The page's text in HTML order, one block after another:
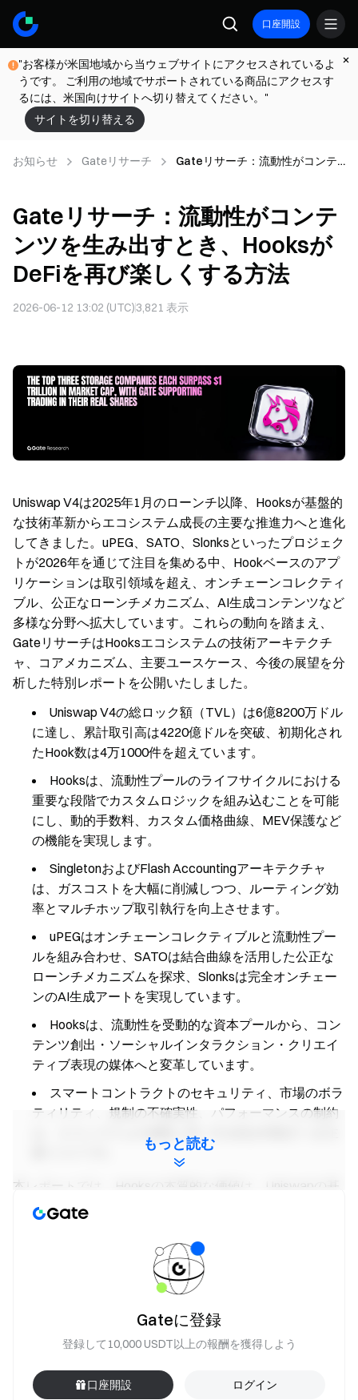
口座開設
"お客様が米国地域から当ウェブサイトにアクセスされているよ
うです。 ご利用の地域でサポートされている商品にアクセスす
るには、米国向けサイトへ切り替えてください。"
サイトを切り替える
お知らせ Gateリサーチ
Gateリサーチ：流動性がコンテ
Gateリサーチ：流動性がコンテ
ンツを生み出すとき、Hooksが
DeFiを再び楽しくする方法
2026-06-12 13:02 (UTC)3,821 表示
Uniswap V4は2025年1月のローンチ以降、Hooksが基盤的
な技術革新からエコシステム成長の主要な推進力へと進化
してきました。uPEG、SATO、Slonksといったプロジェク
トが2026年を通じて注目を集める中、Hookベースのアプ
リケーションは取引領域を超え、オンチェーンコレクティ
ブル、公正なローンチメカニズム、AI生成コンテンツなど
多様な分野へ拡大しています。これらの動向を踏まえ、
GateリサーチはHooksエコシステムの技術アーキテクチ
ャ、コアメカニズム、主要ユースケース、今後の展望を分
析した特別レポートを公開いたしました。
Uniswap V4の総ロック額（TVL）は6億8200万ドル
に達し、累計取引高は4220億ドルを突破、初期化され
たHook数は4万1000件を超えています。
Hooksは、流動性プールのライフサイクルにおける
重要な段階でカスタムロジックを組み込むことを可能
にし、動的手数料、カスタム価格曲線、MEV保護など
の機能を実現します。
SingletonおよびFlash Accountingアーキテクチャ
は、ガスコストを大幅に削減しつつ、ルーティング効
率とマルチホップ取引執行を向上させます。
uPEGはオンチェーンコレクティブルと流動性プー
ルを組み合わせ、SATOは結合曲線を活用した公正な
ローンチメカニズムを探求、Slonksは完全オンチェー
ンのAI生成アートを実現しています。
Hooksは、流動性を受動的な資本プールから、コン
テンツ創出・ソーシャルインタラクション・クリエイ
ティブ表現の媒体へと変革しています。
スマートコントラクトのセキュリティ、市場のボラ
ティリティ、規制の不確実性、パフォーマンスの制約
は、エコシステムの成熟に伴い引き続き対処すべき主
本レポートでは、Hooksの本質的な価値は、Uniswapの基
盤となる流動性インフラの安定性を維持しつつ、開発者に
プログラマビリティを開放する点にあると論じています。
カスタムHookロジックを通じて、開発者は市場状況やア
プリケーション要件に応じて手数料や価格メカニズム、ユ
ーザーインタラクションを動的に調整できます。uPEG、
産発行、コンテンツ創出、コミュニティエンゲージメント
など、より幅広い機能を担い始めていることを示していま
コシステム支援基盤の成熟が進む中、HooksはUniswap V4
もっと読む
Gateに登録
登録して10,000 USDT以上の報酬を獲得しよう
口座開設 ログイン